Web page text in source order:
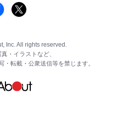
Inc. All rights reserved.
・イラストなど、
転載・公衆送信等を禁じます。